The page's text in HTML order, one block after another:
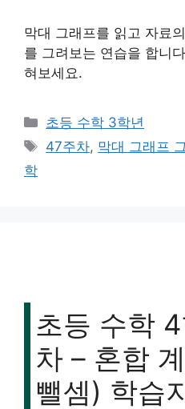
막대 그래프를 읽고 자료
를 그려보는 연습을 합니
혀보세요.
카
테
초등 수학 3학년
태
47주차, 막대 그래프
학
초등 수학
차 – 혼합
뺄셈) 학습